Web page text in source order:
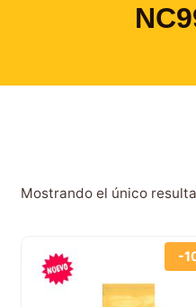
Mostrando el único
-